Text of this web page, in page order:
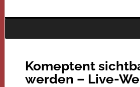
Komeptent
werden – Live-